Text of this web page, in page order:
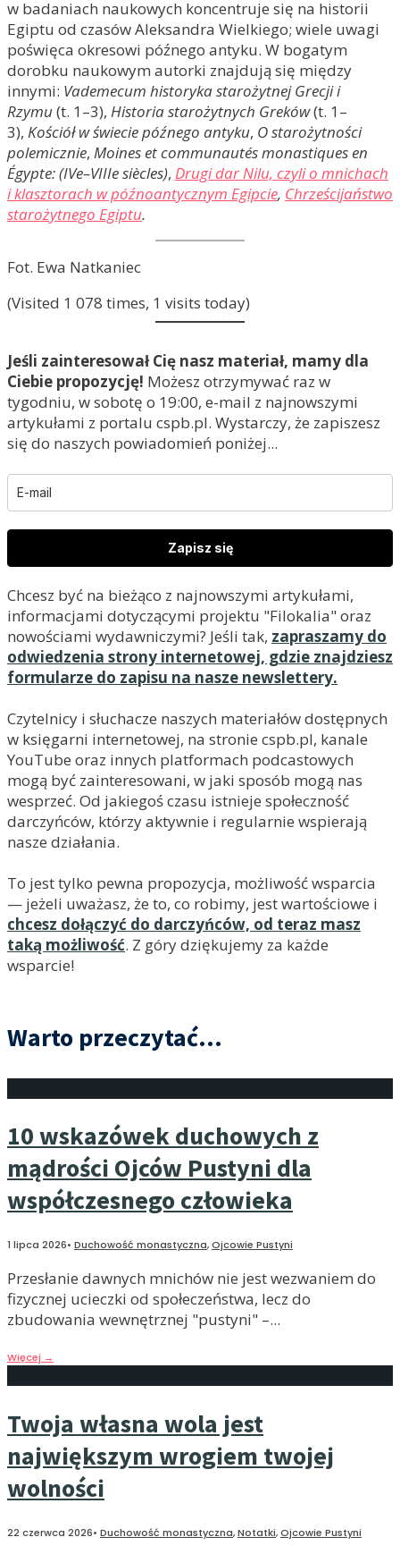
w badaniach naukowych koncentruje się na historii
Egiptu od czasów Aleksandra Wielkiego; wiele uwagi
poświęca okresowi późnego antyku. W bogatym
dorobku naukowym autorki znajdują się między
innymi: Vademecum historyka starożytnej Grecji i
Rzymu(t. 1–3), Historia starożytnych Greków(t. 1–
3), Kościół w świecie późnego antyku, O starożytności
polemicznie, Moines et communautés monastiques en
Égypte: (IVe–VIIIe siècles), Drugi dar Nilu, czyli o mnichach
i klasztorach w późnoantycznym Egipcie, Chrześcijaństwo
starożytnego Egiptu.
Fot. Ewa Natkaniec
(Visited 1 078 times, 1 visits today)
Jeśli zainteresował Cię nasz materiał, mamy dla
Ciebie propozycję! Możesz otrzymywać raz w
tygodniu, w sobotę o 19:00, e-mail z najnowszymi
artykułami z portalu cspb.pl. Wystarczy, że zapiszesz
się do naszych powiadomień poniżej...
Zapisz się
Chcesz być na bieżąco z najnowszymi artykułami,
informacjami dotyczącymi projektu "Filokalia" oraz
nowościami wydawniczymi? Jeśli tak, zapraszamy do
odwiedzenia strony internetowej, gdzie znajdziesz
formularze do zapisu na nasze newslettery.
Czytelnicy i słuchacze naszych materiałów dostępnych
w księgarni internetowej, na stronie cspb.pl, kanale
YouTube oraz innych platformach podcastowych
mogą być zainteresowani, w jaki sposób mogą nas
wesprzeć. Od jakiegoś czasu istnieje społeczność
darczyńców, którzy aktywnie i regularnie wspierają
nasze działania.
To jest tylko pewna propozycja, możliwość wsparcia
— jeżeli uważasz, że to, co robimy, jest wartościowe i
chcesz dołączyć do darczyńców, od teraz masz
taką możliwość. Z góry dziękujemy za każde
wsparcie!
Warto przeczytać...
10 wskazówek duchowych z
mądrości Ojców Pustyni dla
współczesnego człowieka
1 lipca 2026• Duchowość monastyczna,Ojcowie Pustyni
Przesłanie dawnych mnichów nie jest wezwaniem do
fizycznej ucieczki od społeczeństwa, lecz do
zbudowania wewnętrznej "pustyni" –...
Więcej →
Twoja własna wola jest
największym wrogiem twojej
wolności
22 czerwca 2026• Duchowość monastyczna,Notatki,Ojcowie Pustyni